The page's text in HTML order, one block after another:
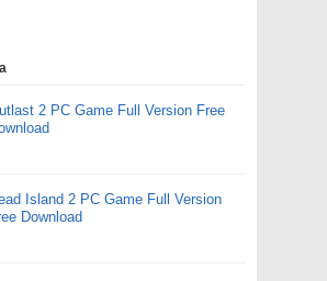
2 PC Game Full Version Free
Island 2 PC Game Full Version
Download